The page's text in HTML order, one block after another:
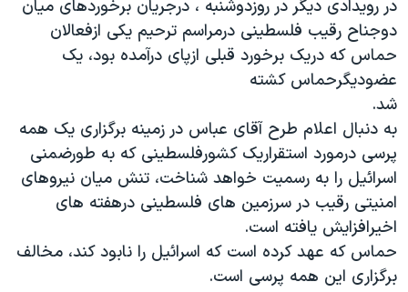
اسرائیل در جنگ
گالری عکس
آرشیو پخش زنده
ورزش زنان در ایران
اعتراضات زن، زندگی، آزادی
مجموعه مستندهای دادخواهی
تریبونال مردمی آبان ۹۸
دادگاه حمید نوری
چهل سال گروگان‌گیری
قانون شفافیت دارائی کادر رهبری ایران
اعتراضات مردمی آبان ۹۸
اسرائیل در جنگ
زبانهای مختلف
در رويدادی ديگر در روزدوشنبه ، درجريان برخوردهای ميان
دوجناح رقيب فلسطينی درمراسم ترحيم يکی ازفعالان
حماس که دريک برخورد قبلی ازپای درآمده بود، يک
عضوديگرحماس کشته
شد.
به دنبال اعلام طرح آقای عباس در زمينه برگزاری يک همه
پرسی درمورد استقراريک کشورفلسطينی که به طورضمنی
اسرائيل را به رسميت خواهد شناخت، تنش ميان نيروهای
امنيتی رقيب در سرزمين های فلسطينی درهفته های
اخيرافزايش يافته است.
حماس که عهد کرده است که اسرائيل را نابود کند، مخالف
برگزاری اين همه پرسی است.